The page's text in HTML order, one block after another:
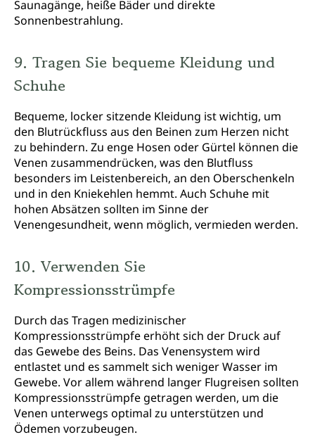
Saunagänge, heiße Bäder und direkte
Sonnenbestrahlung.
9. Tragen Sie bequeme Kleidung und
Schuhe
Bequeme, locker sitzende Kleidung ist wichtig, um
den Blutrückfluss aus den Beinen zum Herzen nicht
zu behindern. Zu enge Hosen oder Gürtel können die
Venen zusammendrücken, was den Blutfluss
besonders im Leistenbereich, an den Oberschenkeln
und in den Kniekehlen hemmt. Auch Schuhe mit
hohen Absätzen sollten im Sinne der
Venengesundheit, wenn möglich, vermieden werden.
10. Verwenden Sie
Kompressionsstrümpfe
Durch das Tragen medizinischer
Kompressionsstrümpfe erhöht sich der Druck auf
das Gewebe des Beins. Das Venensystem wird
entlastet und es sammelt sich weniger Wasser im
Gewebe. Vor allem während langer Flugreisen sollten
Kompressionsstrümpfe getragen werden, um die
Venen unterwegs optimal zu unterstützen und
Ödemen vorzubeugen.